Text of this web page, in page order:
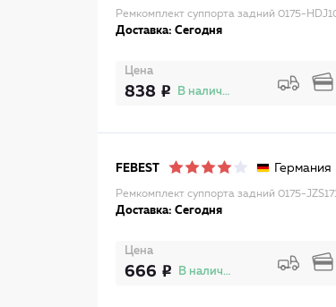
Ремкомплект суппорта задний 0175-
Доставка: Сегодня
Цена
838 В наличии
FEBEST Германия
Ремкомплект суппорта задний 0175-
Доставка: Сегодня
Цена
666 В наличии